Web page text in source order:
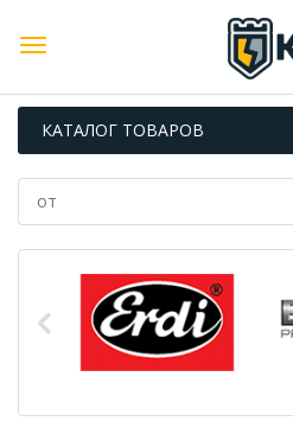
КАТАЛОГ ТОВАРОВ